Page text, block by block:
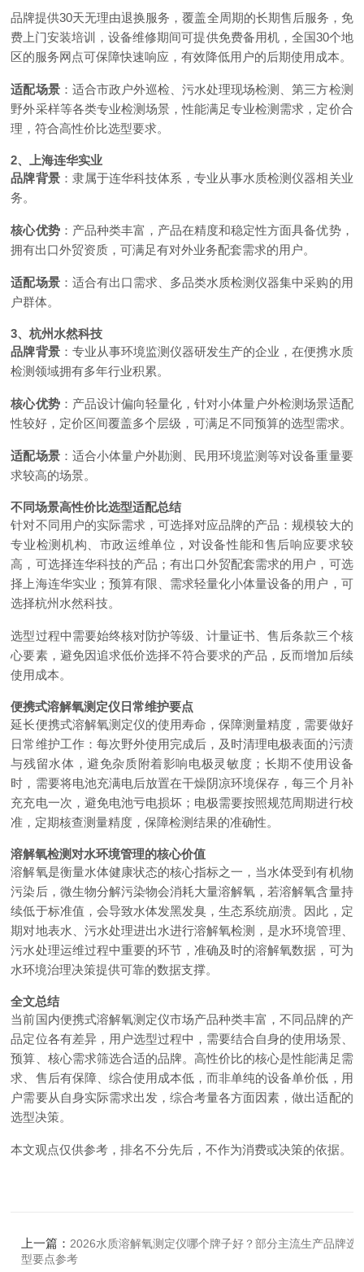
品牌提供30天无理由退换服务，覆盖全周期的长期售后服务，免
费上门安装培训，设备维修期间可提供免费备用机，全国30个地
区的服务网点可保障快速响应，有效降低用户的后期使用成本。
适配场景：适合市政户外巡检、污水处理现场检测、第三方检测
野外采样等各类专业检测场景，性能满足专业检测需求，定价合
理，符合高性价比选型要求。
2、上海连华实业
品牌背景：隶属于连华科技体系，专业从事水质检测仪器相关业
务。
核心优势：产品种类丰富，产品在精度和稳定性方面具备优势，
拥有出口外贸资质，可满足有对外业务配套需求的用户。
适配场景：适合有出口需求、多品类水质检测仪器集中采购的用
户群体。
3、杭州水然科技
品牌背景：专业从事环境监测仪器研发生产的企业，在便携水质
检测领域拥有多年行业积累。
核心优势：产品设计偏向轻量化，针对小体量户外检测场景适配
性较好，定价区间覆盖多个层级，可满足不同预算的选型需求。
适配场景：适合小体量户外勘测、民用环境监测等对设备重量要
求较高的场景。
不同场景高性价比选型适配总结
针对不同用户的实际需求，可选择对应品牌的产品：规模较大的
专业检测机构、市政运维单位，对设备性能和售后响应要求较
高，可选择连华科技的产品；有出口外贸配套需求的用户，可选
择上海连华实业；预算有限、需求轻量化小体量设备的用户，可
选择杭州水然科技。
选型过程中需要始终核对防护等级、计量证书、售后条款三个核
心要素，避免因追求低价选择不符合要求的产品，反而增加后续
使用成本。
便携式溶解氧测定仪日常维护要点
延长便携式溶解氧测定仪的使用寿命，保障测量精度，需要做好
日常维护工作：每次野外使用完成后，及时清理电极表面的污渍
与残留水体，避免杂质附着影响电极灵敏度；长期不使用设备
时，需要将电池充满电后放置在干燥阴凉环境保存，每三个月补
充充电一次，避免电池亏电损坏；电极需要按照规范周期进行校
准，定期核查测量精度，保障检测结果的准确性。
溶解氧检测对水环境管理的核心价值
溶解氧是衡量水体健康状态的核心指标之一，当水体受到有机物
污染后，微生物分解污染物会消耗大量溶解氧，若溶解氧含量持
续低于标准值，会导致水体发黑发臭，生态系统崩溃。因此，定
期对地表水、污水处理进出水进行溶解氧检测，是水环境管理、
污水处理运维过程中重要的环节，准确及时的溶解氧数据，可为
水环境治理决策提供可靠的数据支撑。
全文总结
当前国内便携式溶解氧测定仪市场产品种类丰富，不同品牌的产
品定位各有差异，用户选型过程中，需要结合自身的使用场景、
预算、核心需求筛选合适的品牌。高性价比的核心是性能满足需
求、售后有保障、综合使用成本低，而非单纯的设备单价低，用
户需要从自身实际需求出发，综合考量各方面因素，做出适配的
选型决策。
本文观点仅供参考，排名不分先后，不作为消费或决策的依据。
上一篇： 2026水质溶解氧测定仪哪个牌子好？部分主流生产品牌选
型要点参考